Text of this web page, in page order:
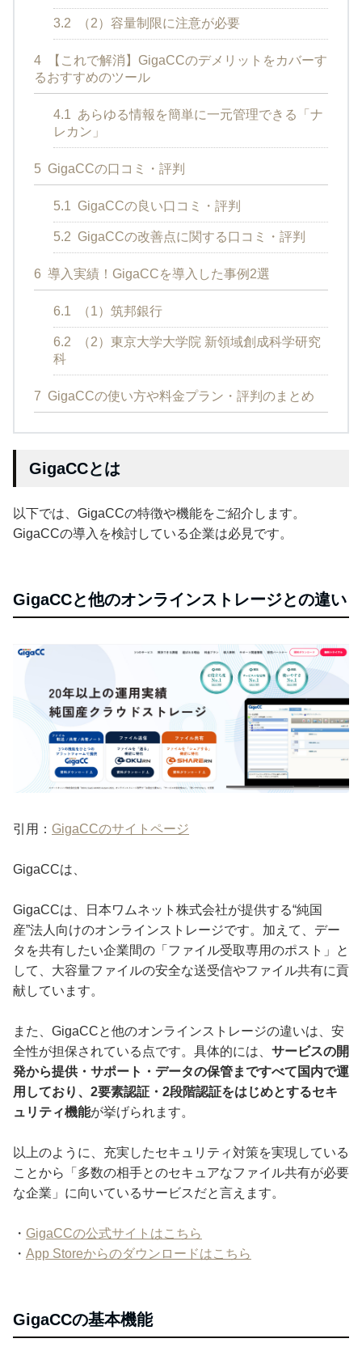
3.2 （2）容量制限に注意が必要
4
【これで解消】GigaCCのデメリットをカバーす
るおすすめのツール
4.1 あらゆる情報を簡単に一元管理できる「ナ
レカン」
5 GigaCCの口コミ・評判
5.1 GigaCCの良い口コミ・評判
5.2 GigaCCの改善点に関する口コミ・評判
6 導入実績！GigaCCを導入した事例2選
6.1 （1）筑邦銀行
6.2
（2）東京大学大学院 新領域創成科学研究
科
7 GigaCCの使い方や料金プラン・評判のまとめ
GigaCCとは
以下では、GigaCCの特徴や機能をご紹介します。
GigaCCの導入を検討している企業は必見です。
GigaCCと他のオンラインストレージとの違い
引用： GigaCCのサイトページ
GigaCCは、
GigaCCは、日本ワムネット株式会社が提供する“純国
産”法人向けのオンラインストレージです。加えて、デー
タを共有したい企業間の「ファイル受取専用のポスト」と
して、大容量ファイルの安全な送受信やファイル共有に貢
献しています。
また、GigaCCと他のオンラインストレージの違いは、安
全性が担保されている点です。具体的には、 サービスの開
発から提供・サポート・データの保管まですべて国内で運
用しており、2要素認証・2段階認証をはじめとするセキ
ュリティ機能が挙げられます。
以上のように、充実したセキュリティ対策を実現している
ことから「多数の相手とのセキュアなファイル共有が必要
な企業」に向いているサービスだと言えます。
・ GigaCCの公式サイトはこちら
・ App Storeからのダウンロードはこちら
GigaCCの基本機能